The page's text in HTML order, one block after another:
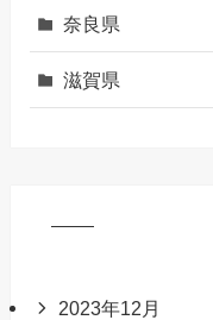
奈良県
滋賀県
2023年12月